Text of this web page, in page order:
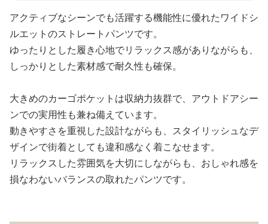
アクティブなシーンでも活躍する機能性に優れたワイドシ
ルエットのストレートパンツです。
ゆったりとした履き心地でリラックス感がありながらも、
しっかりとした素材感で耐久性も確保。
大きめのカーゴポケットは収納力抜群で、アウトドアシー
ンでの実用性も兼ね備えています。
動きやすさを重視した設計ながらも、スタイリッシュなデ
ザインで街着としても違和感なく着こなせます。
リラックスした雰囲気を大切にしながらも、おしゃれ感を
損なわないバランスの取れたパンツです。